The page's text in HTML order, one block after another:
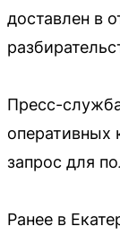
доставлен в
Пресс-
оперативных
запрос для
Ранее в